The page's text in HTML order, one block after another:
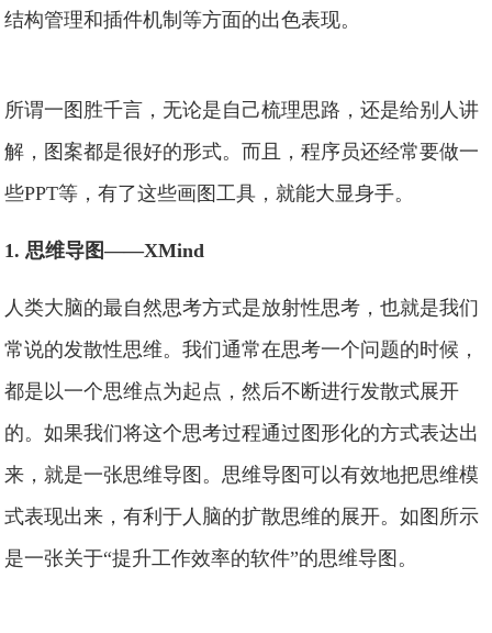
结构管理和插件机制等方面的出色表现。
所谓一图胜千言，无论是自己梳理思路，还是给别人讲
解，图案都是很好的形式。而且，程序员还经常要做一
些PPT等，有了这些画图工具，就能大显身手。
1. 思维导图——XMind
人类大脑的最自然思考方式是放射性思考，也就是我们
常说的发散性思维。我们通常在思考一个问题的时候，
都是以一个思维点为起点，然后不断进行发散式展开
的。如果我们将这个思考过程通过图形化的方式表达出
来，就是一张思维导图。思维导图可以有效地把思维模
式表现出来，有利于人脑的扩散思维的展开。如图所示
是一张关于“提升工作效率的软件”的思维导图。